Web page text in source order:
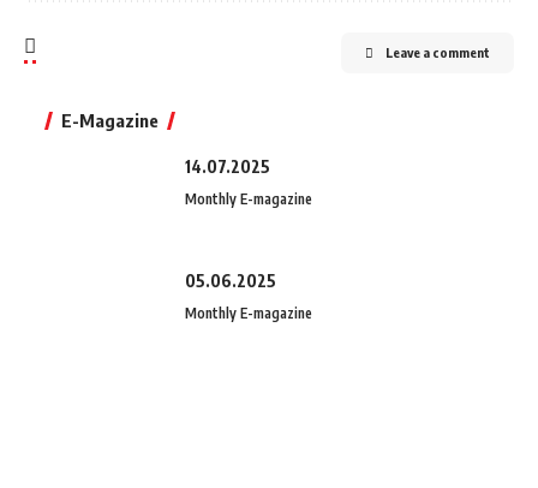
Leave a comment
E-Magazine
14.07.2025
Monthly E-magazine
05.06.2025
Monthly E-magazine